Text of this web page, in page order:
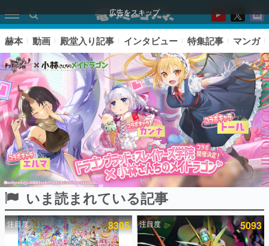
広告をスキップ
ピックアップ
電ファミのいま読まれている記事ランキング
赫本 動画 殿堂入り記事 インタビュー 特集記事 マンガ
いま読まれている記事
注目度 8305 注目度 5093